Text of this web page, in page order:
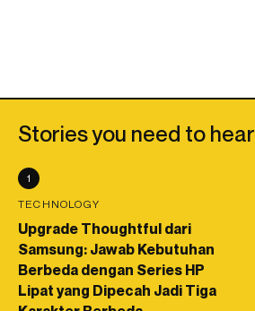
Stories you need to hear
1
TECHNOLOGY
Upgrade Thoughtful dari
Samsung: Jawab Kebutuhan
Berbeda dengan Series HP
Lipat yang Dipecah Jadi Tiga